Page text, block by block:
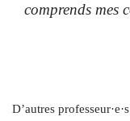
comprends mes
D’autres